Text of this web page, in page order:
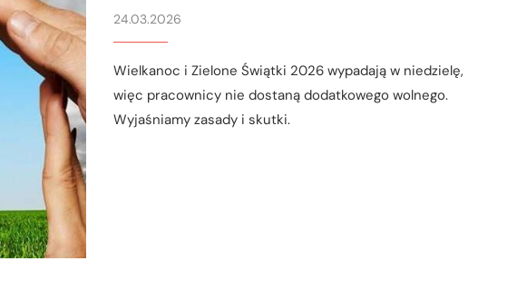
24.03.2026
Wielkanoc i Zielone Świątki 2026 wypadają w niedzielę,
więc pracownicy nie dostaną dodatkowego wolnego.
Wyjaśniamy zasady i skutki.